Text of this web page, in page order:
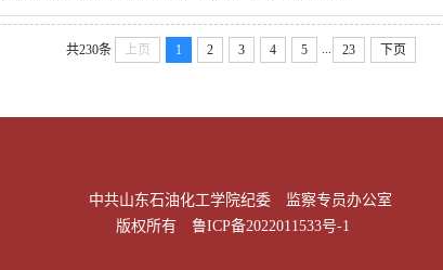
共230条 上页 1 2 3 4 5 23 下页
中共山东石油化工学院纪委 监察专员办公室
版权所有 鲁ICP备2022011533号-1